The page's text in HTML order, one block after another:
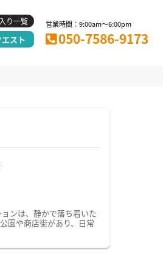
り一覧
スト
営業時間：9:00am～6:00pm
050-7586-9173
ンは、静かで落ち着いた
園や商店街があり、日常